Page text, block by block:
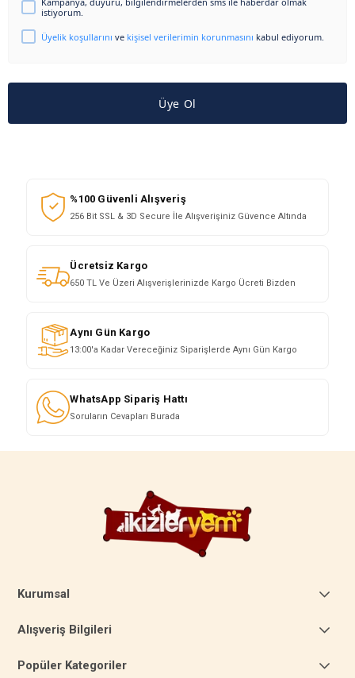
istiyorum.
Üyelik koşullarını ve kişisel verilerimin korunmasını kabul ediyorum.
Üye Ol
%100 Güvenli Alışveriş
256 Bit SSL & 3D Secure İle Alışverişiniz Güvence Altında
Ücretsiz Kargo
650 TL Ve Üzeri Alışverişlerinizde Kargo Ücreti Bizden
Aynı Gün Kargo
13:00'a Kadar Vereceğiniz Siparişlerde Aynı Gün Kargo
WhatsApp Sipariş Hattı
Soruların Cevapları Burada
Kurumsal
Alışveriş Bilgileri
Popüler Kategoriler